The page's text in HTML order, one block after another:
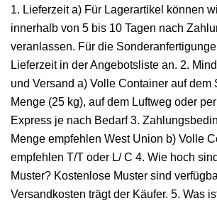
1. Lieferzeit a) Für Lagerartikel können
innerhalb von 5 bis 10 Tagen nach
veranlassen. Für die
Lieferzeit in der Angebotsliste an. 2.
und Versand a) Volle Container auf dem
Menge (25 kg), auf dem Luftweg oder
Express je nach Bedarf 3.
Menge empfehlen West Union b) Volle
empfehlen T/T oder L/ C 4. Wie hoch
Muster? Kostenlose Muster sind
Versandkosten trägt der Käufer. 5. Was